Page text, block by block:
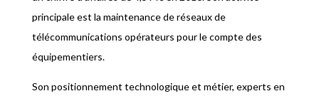
principale est la maintenance de réseaux de
télécommunications opérateurs pour le compte des
équipementiers.
Son positionnement technologique et métier, experts en